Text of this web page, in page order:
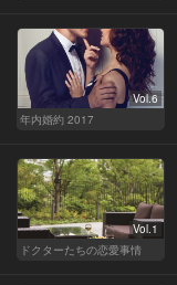
Vol.6
年内婚約 2017
Vol.1
ドクターたちの恋愛事情